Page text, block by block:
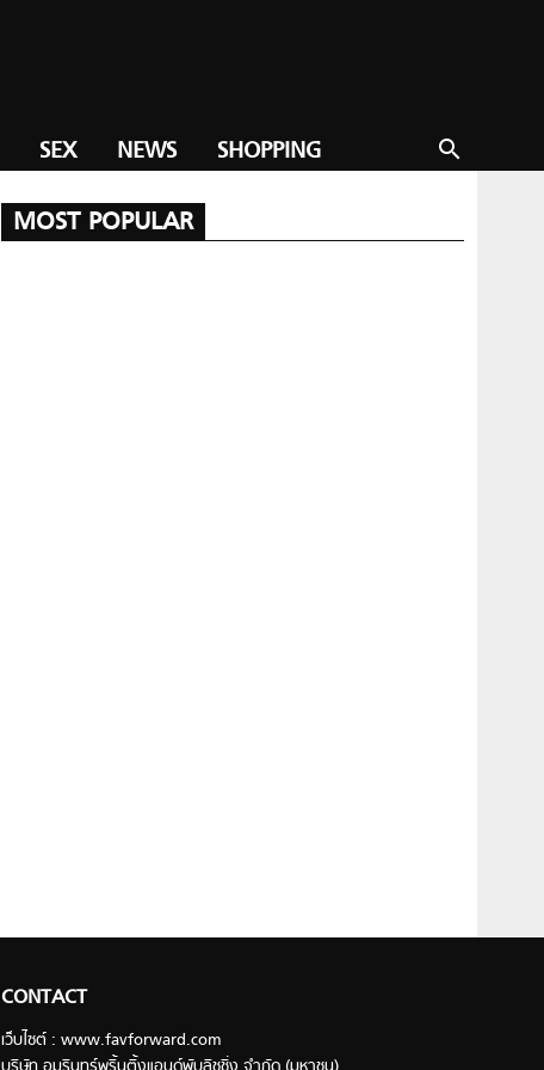
search
SEX NEWS SHOPPING
MOST POPULAR
CONTACT
เว็บไซต์ : www.favforward.com